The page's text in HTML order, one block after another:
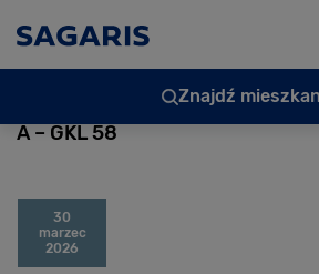
Znajdź
A – GKL 58
30
marzec
2026